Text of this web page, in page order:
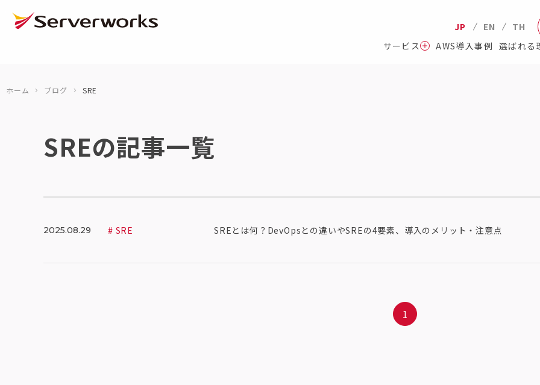
JP EN
TH
サービス
AWS導入事例 選ばれる
ホーム ブログ SRE
SREの記事一覧
2025.08.29 # SRE SREとは何？DevOpsとの違いやSREの4要素、導入のメリット・注意点
1